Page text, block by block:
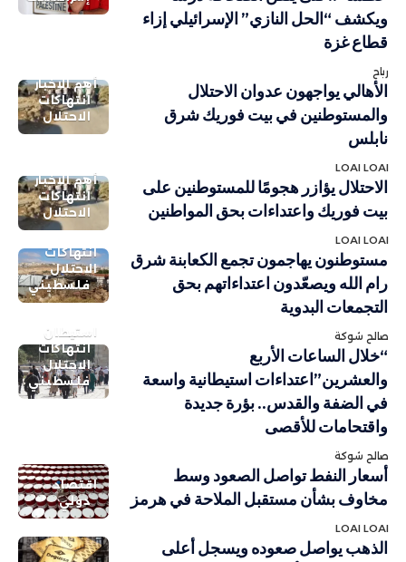
ويكشف “الحل النازي” الإسرائيلي إزاء
قطاع غزة
رباح
أهم الاخبار
انتهاكات
الاحتلال
الأهالي يواجهون عدوان الاحتلال
والمستوطنين في بيت فوريك شرق
نابلس
LOAI LOAI
أهم الاخبار
انتهاكات
الاحتلال
الاحتلال يؤازر هجومًا للمستوطنين على
بيت فوريك واعتداءات بحق المواطنين
LOAI LOAI
انتهاكات
الاحتلال
فلسطيني
مستوطنون يهاجمون تجمع الكعابنة شرق
رام الله ويصعّدون اعتداءاتهم بحق
التجمعات البدوية
صالح شوكة
استيطان
انتهاكات
الاحتلال
فلسطيني
“خلال الساعات الأربع
والعشرين”اعتداءات استيطانية واسعة
في الضفة والقدس.. بؤرة جديدة
واقتحامات للأقصى
صالح شوكة
اقتصاد
دولي
أسعار النفط تواصل الصعود وسط
مخاوف بشأن مستقبل الملاحة في هرمز
LOAI LOAI
الذهب يواصل صعوده ويسجل أعلى